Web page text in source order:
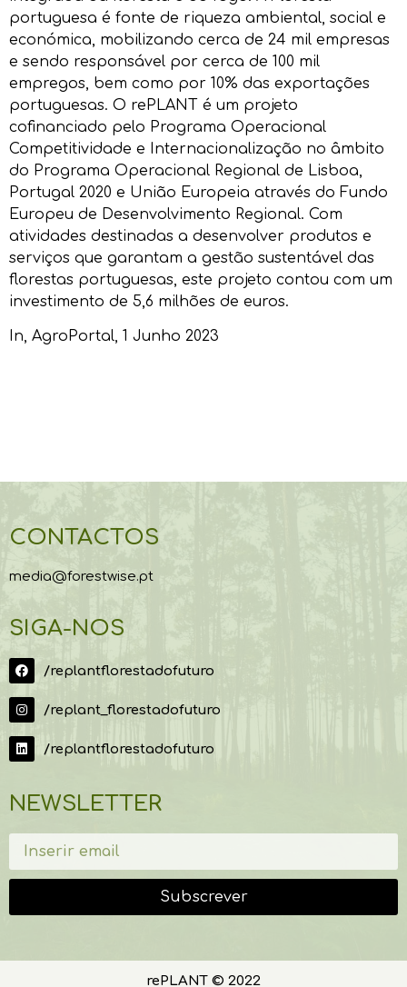
portuguesa é fonte de riqueza ambiental, social e
económica, mobilizando cerca de 24 mil empresas
e sendo responsável por cerca de 100 mil
empregos, bem como por 10% das exportações
portuguesas. O rePLANT é um projeto
cofinanciado pelo Programa Operacional
Competitividade e Internacionalização no âmbito
do Programa Operacional Regional de Lisboa,
Portugal 2020 e União Europeia através do Fundo
Europeu de Desenvolvimento Regional. Com
atividades destinadas a desenvolver produtos e
serviços que garantam a gestão sustentável das
florestas portuguesas, este projeto contou com um
investimento de 5,6 milhões de euros.
In, AgroPortal, 1 Junho 2023
CONTACTOS
media@forestwise.pt
SIGA-NOS
/replantflorestadofuturo
/replant_florestadofuturo
/replantflorestadofuturo
NEWSLETTER
Subscrever
rePLANT © 2022